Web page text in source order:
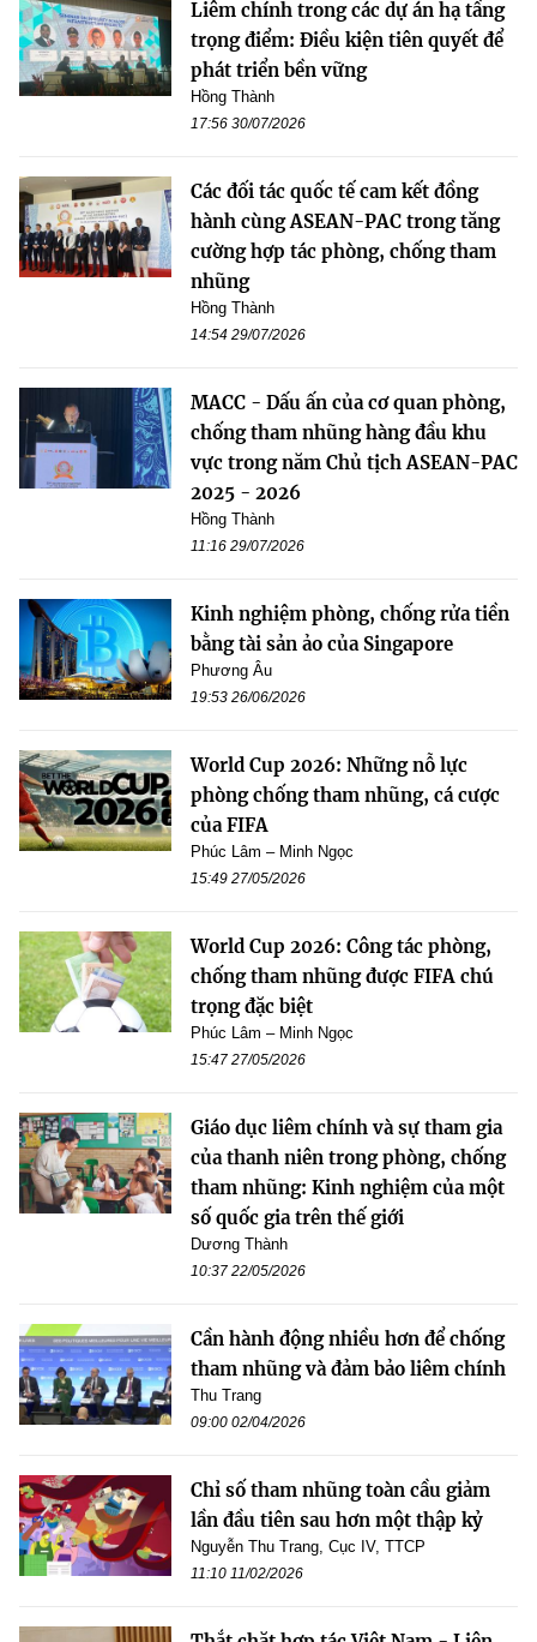
Liêm chính trong các dự án hạ tầng
trọng điểm: Điều kiện tiên quyết để
phát triển bền vững
Hồng Thành
17:56 30/07/2026
Các đối tác quốc tế cam kết đồng
hành cùng ASEAN-PAC trong tăng
cường hợp tác phòng, chống tham
nhũng
Hồng Thành
14:54 29/07/2026
MACC - Dấu ấn của cơ quan phòng,
chống tham nhũng hàng đầu khu
vực trong năm Chủ tịch ASEAN-PAC
2025 - 2026
Hồng Thành
11:16 29/07/2026
Kinh nghiệm phòng, chống rửa tiền
bằng tài sản ảo của Singapore
Phương Âu
19:53 26/06/2026
World Cup 2026: Những nỗ lực
phòng chống tham nhũng, cá cược
của FIFA
Phúc Lâm – Minh Ngọc
15:49 27/05/2026
World Cup 2026: Công tác phòng,
chống tham nhũng được FIFA chú
trọng đặc biệt
Phúc Lâm – Minh Ngọc
15:47 27/05/2026
Giáo dục liêm chính và sự tham gia
của thanh niên trong phòng, chống
tham nhũng: Kinh nghiệm của một
số quốc gia trên thế giới
Dương Thành
10:37 22/05/2026
Cần hành động nhiều hơn để chống
tham nhũng và đảm bảo liêm chính
Thu Trang
09:00 02/04/2026
Chỉ số tham nhũng toàn cầu giảm
lần đầu tiên sau hơn một thập kỷ
Nguyễn Thu Trang, Cục IV, TTCP
11:10 11/02/2026